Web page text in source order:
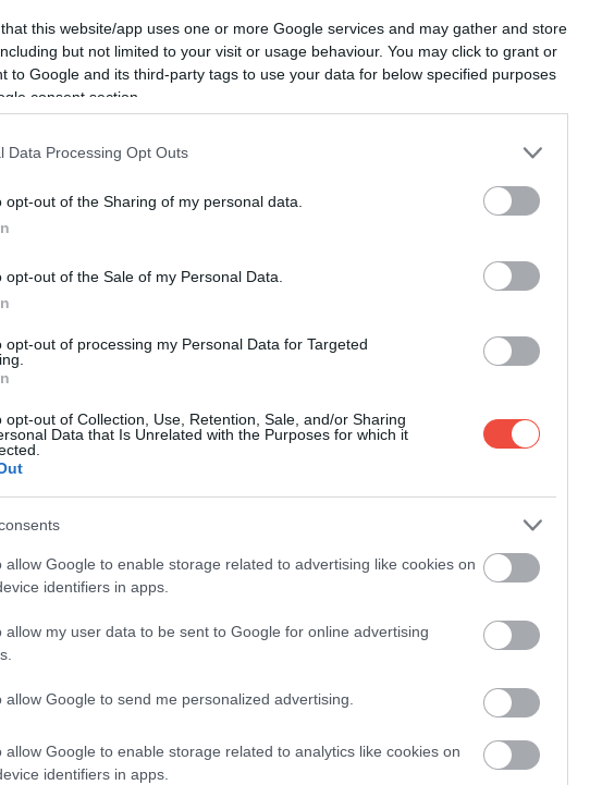
this website/app uses one or more Google services and may gather and store
but not limited to your visit or usage behaviour. You may click to grant or
to Google and its third-party tags to use your data for below specified purposes
consent section.
Data Processing Opt Outs
opt-out of the Sharing of my personal data.
opt-out of the Sale of my Personal Data.
opt-out of processing my Personal Data for Targeted
opt-out of Collection, Use, Retention, Sale, and/or Sharing
Data that Is Unrelated with the Purposes for which it
allow Google to enable storage related to advertising like cookies on
identifiers in apps.
allow my user data to be sent to Google for online advertising
allow Google to send me personalized advertising.
allow Google to enable storage related to analytics like cookies on
identifiers in apps.
mai bine să le uiți
Există mai multe mituri și legende despre
CHECK-IN
Călătorie
disponibile
A fost
elicopter"
CHECK-IN